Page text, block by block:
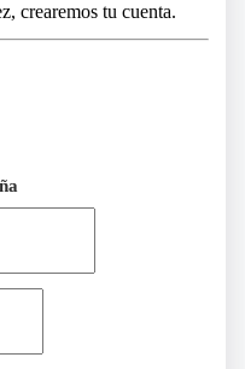
crearemos tu cuenta.